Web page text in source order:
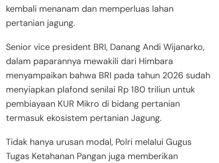
kembali menanam dan memperluas lahan
pertanian jagung.
Senior vice president BRI, Danang Andi Wijanarko,
dalam paparannya mewakili dari Himbara
menyampaikan bahwa BRI pada tahun 2026 sudah
menyiapkan plafond senilai Rp 180 triliun untuk
pembiayaan KUR Mikro di bidang pertanian
termasuk ekosistem pertanian Jagung.
Tidak hanya urusan modal, Polri melalui Gugus
Tugas Ketahanan Pangan juga memberikan